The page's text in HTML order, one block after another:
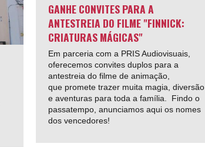
GANHE CONVITES PARA A
ANTESTREIA DO FILME "FINNICK:
CRIATURAS MÁGICAS"
Em parceria com a PRIS Audiovisuais,
oferecemos convites duplos para a
antestreia do filme de animação,
que promete trazer muita magia, diversão
e aventuras para toda a família. Findo o
passatempo, anunciamos aqui os nomes
dos vencedores!